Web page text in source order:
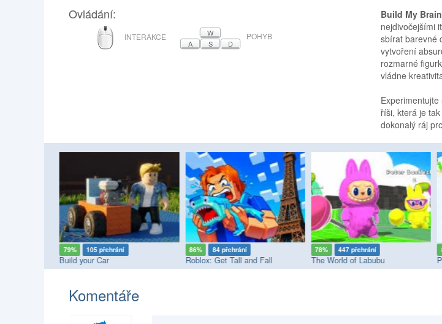
Ovládání:
MYŠ
INTERAKCE
W
A
S D
POHYB
Build My
nejdivočejšími
sbírat barevné
vytvoření
rozmarné
vládne
říši, která je
dokonalý ráj
79% 105 přehrání
Build your Car
86% 84 přehrání
Roblox: Get Tall and Fall
78% 447 přehrání
The World of Labubu
Komentáře